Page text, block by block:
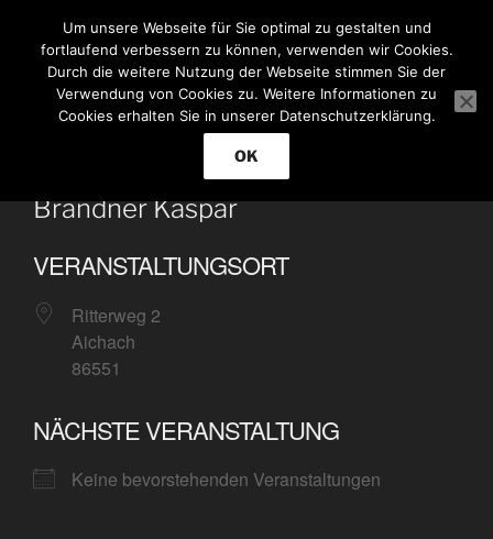
springen
THE CRITICS BAND
Let's rock!
Menü
Brandner Kaspar
VERANSTALTUNGSORT
Ritterweg 2
Aichach
86551
NÄCHSTE VERANSTALTUNG
Keine bevorstehenden Veranstaltungen
Um unsere Webseite für Sie optimal zu gestalten und
fortlaufend verbessern zu können, verwenden wir Cookies.
Durch die weitere Nutzung der Webseite stimmen Sie der
Verwendung von Cookies zu. Weitere Informationen zu
Cookies erhalten Sie in unserer Datenschutzerklärung.
OK